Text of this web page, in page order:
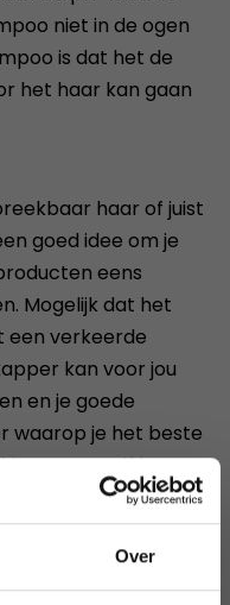
Over
niet in de ogen
is dat het de
het haar kan gaan
haar of juist
goed idee om je
eens
Mogelijk dat het
verkeerde
kan voor jou
en je goede
waarop je het beste
graag zelf het
Kappersopleiding!
ook